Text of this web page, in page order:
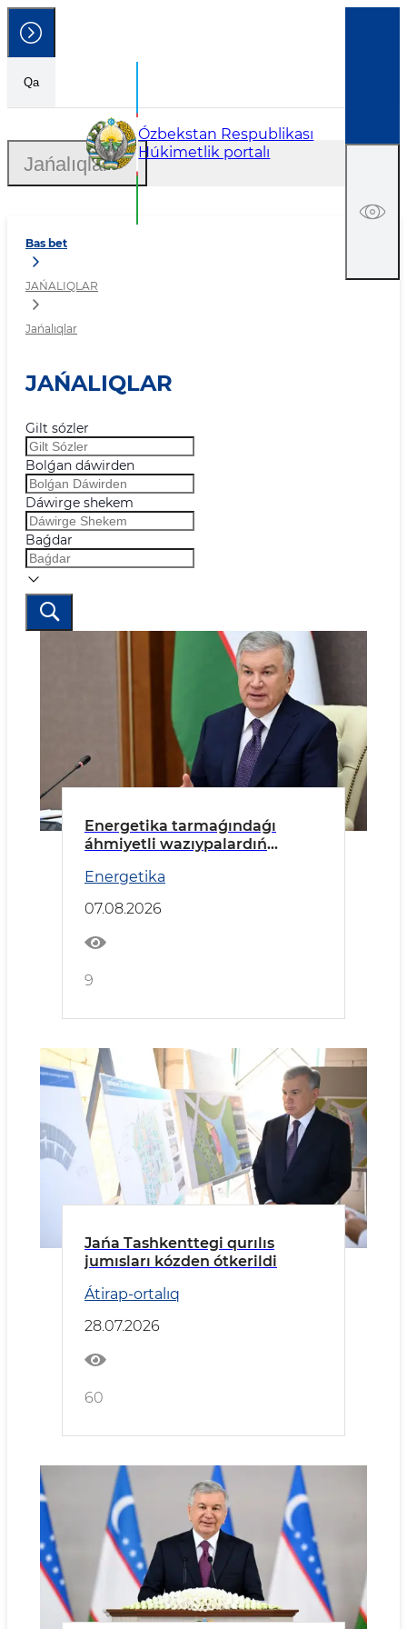
Qa
Ózbekstan Respublikası
Húkimetlik portalı
Jańalıqlar
Bas bet
JAŃALIQLAR
Jańalıqlar
JAŃALIQLAR
Gilt sózler
Bolǵan dáwirden
Dáwirge shekem
Baǵdar
Energetika tarmaǵındaǵı
áhmiyetli wazıypalardıń
Energetika
07.08.2026
9
Jańa Tashkenttegi qurılıs
jumısları kózden ótkerildi
Átirap-ortalıq
28.07.2026
60
Jańalıqlar